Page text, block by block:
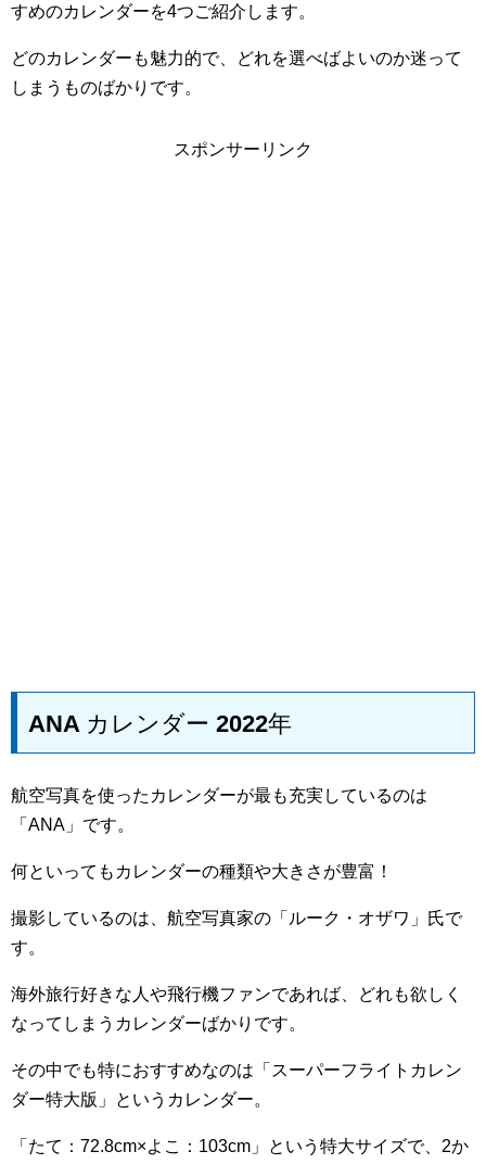
すめのカレンダーを4つご紹介します。
どのカレンダーも魅力的で、どれを選べばよいのか迷って
しまうものばかりです。
スポンサーリンク
ANA カレンダー 2022年
航空写真を使ったカレンダーが最も充実しているのは
「ANA」です。
何といってもカレンダーの種類や大きさが豊富！
撮影しているのは、航空写真家の「ルーク・オザワ」氏で
す。
海外旅行好きな人や飛行機ファンであれば、どれも欲しく
なってしまうカレンダーばかりです。
その中でも特におすすめなのは「スーパーフライトカレン
ダー特大版」というカレンダー。
「たて：72.8cm×よこ：103cm」という特大サイズで、2か